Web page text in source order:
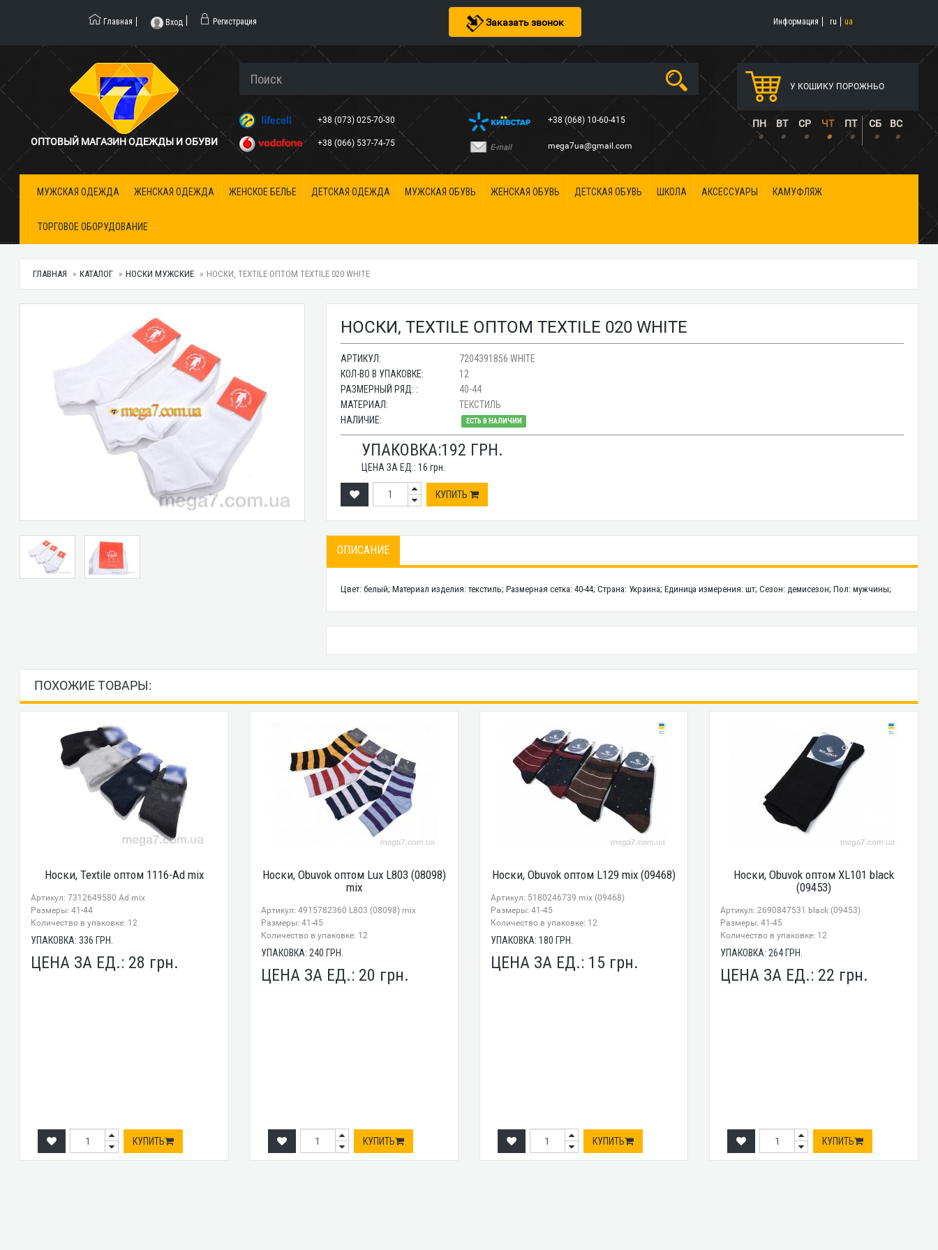
Заказать звонок
Главная Вход Регистрация Информация ru ua
ОПТОВЫЙ МАГАЗИН ОДЕЖДЫ И ОБУВИ
+38 (073) 025-70-30
+38 (066) 537-74-75
+38 (068) 10-60-415
E-mail mega7ua@gmail.com
У КОШИКУ ПОРОЖНЬО
ПН ВТ СР ЧТ ПТ СБ ВС
• • • • • • •
МУЖСКАЯ ОДЕЖДА ЖЕНСКАЯ ОДЕЖДА ЖЕНСКОЕ БЕЛЬЕ ДЕТСКАЯ ОДЕЖДА МУЖСКАЯ ОБУВЬ ЖЕНСКАЯ ОБУВЬ ДЕТСКАЯ ОБУВЬ ШКОЛА АКСЕССУАРЫ КАМУФЛЯЖ
ТОРГОВОЕ ОБОРУДОВАНИЕ
ГЛАВНАЯ КАТАЛОГ НОСКИ МУЖСКИЕ НОСКИ, TEXTILE ОПТОМ TEXTILE 020 WHITE
НОСКИ, TEXTILE ОПТОМ TEXTILE 020 WHITE
АРТИКУЛ:
7204391856 WHITE
КОЛ-ВО В УПАКОВКЕ:
12
РАЗМЕРНЫЙ РЯД: :
40-44
МАТЕРИАЛ:
ТЕКСТИЛЬ
НАЛИЧИЕ:
ЕСТЬ В НАЛИЧИИ
УПАКОВКА:192 ГРН.
ЦЕНА ЗА ЕД.:16 грн.
КУПИТЬ
ОПИСАНИЕ
Цвет: белый; Материал изделия: текстиль; Размерная сетка: 40-44; Страна: Украина; Единица измерения: шт; Сезон: демисезон; Пол: мужчины;
ПОХОЖИЕ ТОВАРЫ:
Носки, Textile оптом 1116-Ad mix
Артикул: 7312649580 Ad mix
Размеры: 41-44
Количество в упаковке: 12
УПАКОВКА:336 ГРН.
ЦЕНА ЗА ЕД.: 28 грн.
КУПИТЬ
Носки, Obuvok оптом Lux L803 (08098)
mix
Артикул: 4915782360 L803 (08098) mix
Размеры: 41-45
Количество в упаковке: 12
УПАКОВКА: 240 ГРН.
ЦЕНА ЗА ЕД.: 20 грн.
КУПИТЬ
Носки, Obuvok оптом L129 mix (09468)
Артикул: 5180246739 mix (09468)
Размеры: 41-45
Количество в упаковке: 12
УПАКОВКА: 180 ГРН.
ЦЕНА ЗА ЕД.: 15 грн.
КУПИТЬ
Носки, Obuvok оптом XL101 black
(09453)
Артикул: 2690847531 black (09453)
Размеры: 41-45
Количество в упаковке: 12
УПАКОВКА: 264 ГРН.
ЦЕНА ЗА ЕД.: 22 грн.
КУПИТЬ